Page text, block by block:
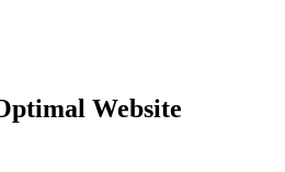
Website